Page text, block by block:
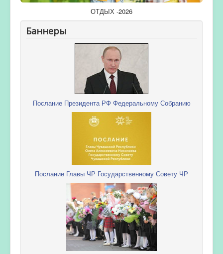
ОТДЫХ -2026
Баннеры
Послание Президента РФ Федеральному Собранию
Послание Главы ЧР Государственному Совету ЧР